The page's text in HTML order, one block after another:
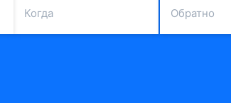
Когда Обратно